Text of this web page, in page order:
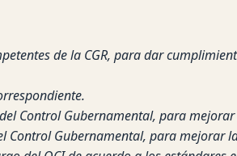
de la CGR, para dar
Control Gubernamental, para
Control Gubernamental, para mejorar